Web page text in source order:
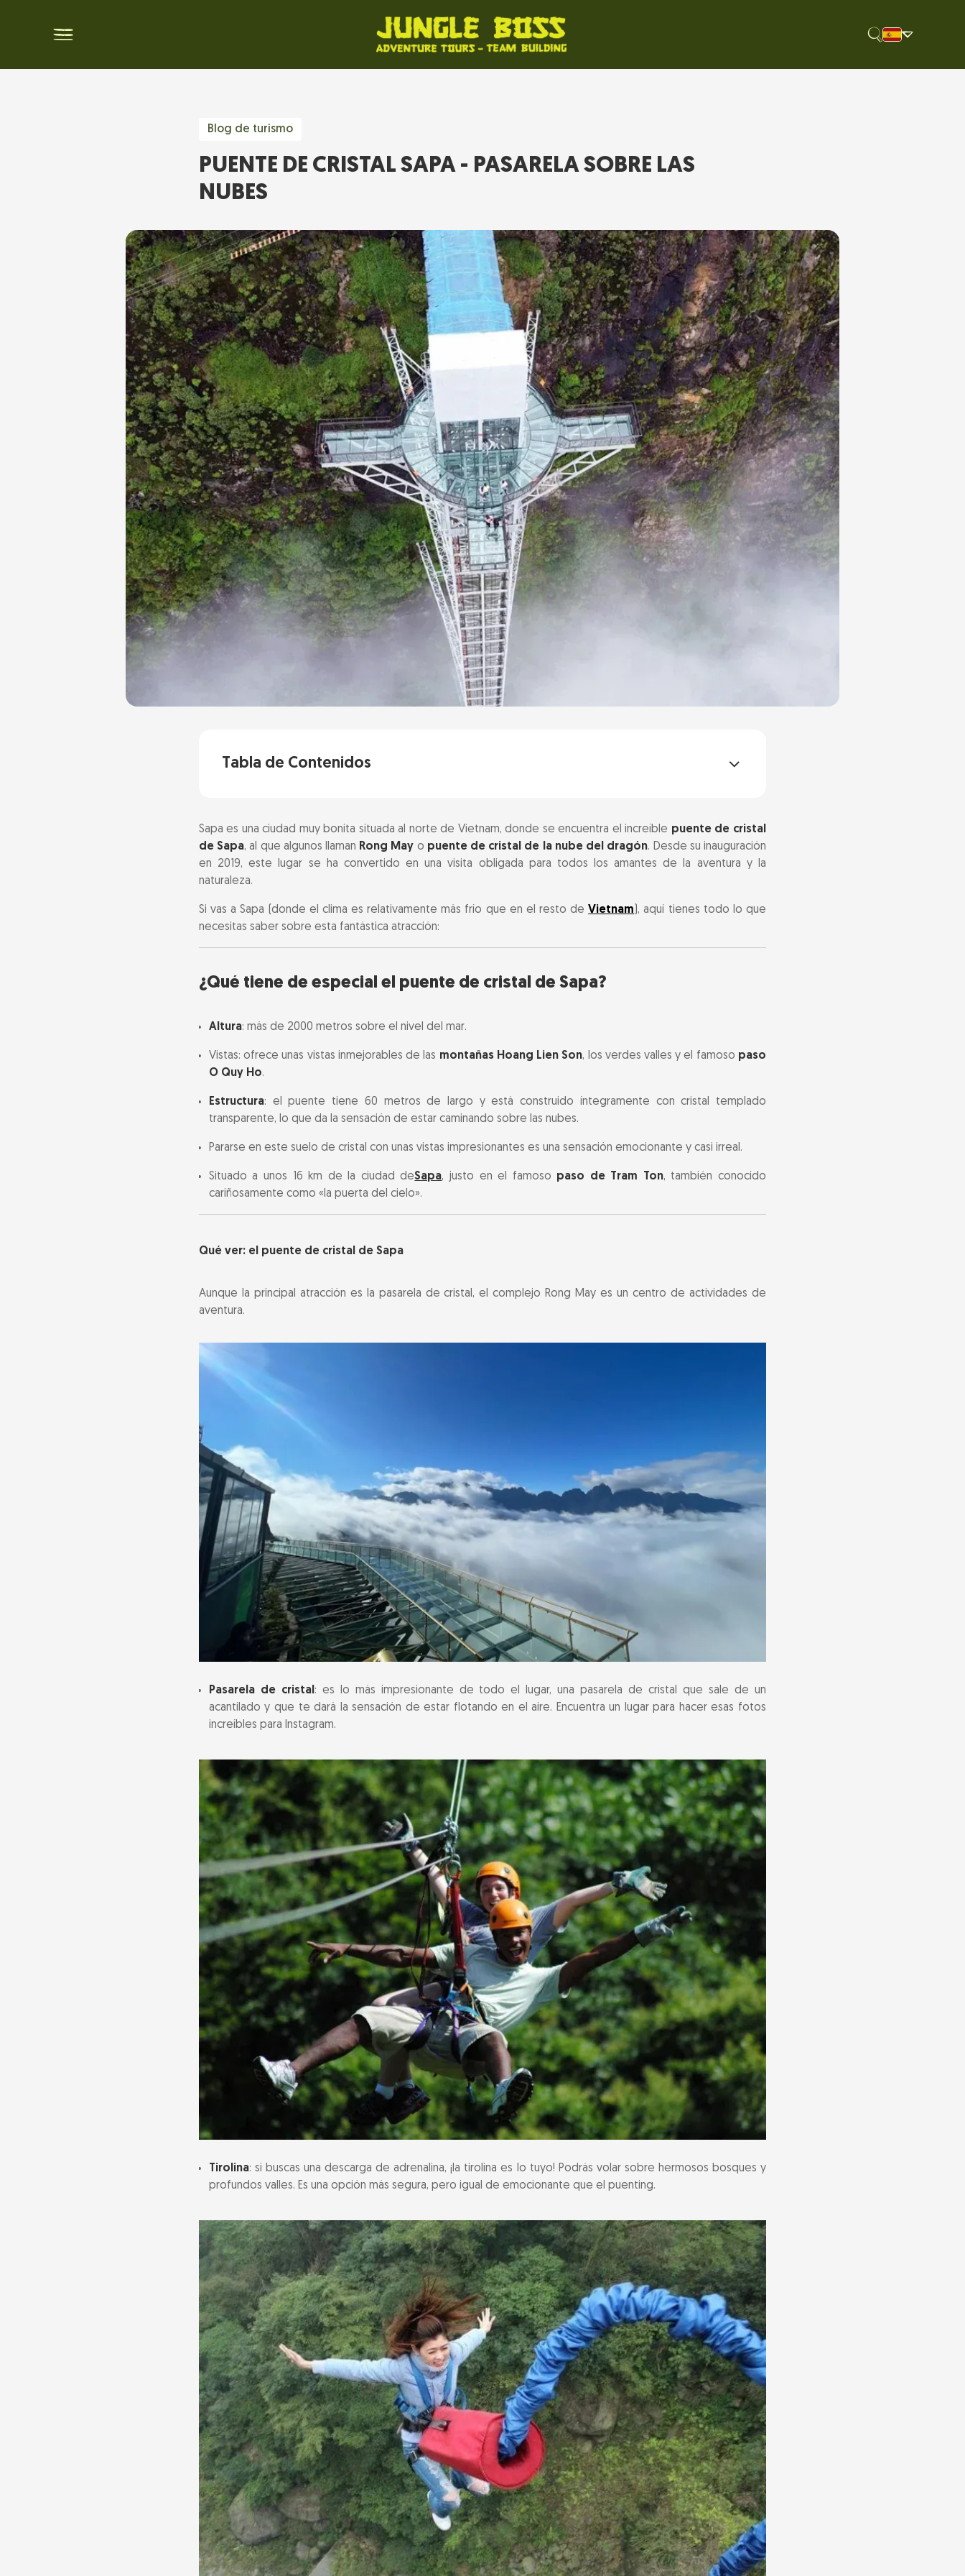
Blog de turismo
PUENTE DE CRISTAL SAPA - PASARELA SOBRE LAS
NUBES
Tabla de Contenidos
Qué ver: el puente de cristal de Sapa
La mejor época para visitar
Cómo llegar
Precios de entrada y horario
Consejos para tu visita
Atracciones locales
Sapa es una ciudad muy bonita situada al norte de Vietnam, donde se encuentra el increíble puente de cristal
de Sapa, al que algunos llaman Rong May o puente de cristal de la nube del dragón. Desde su inauguración
en 2019, este lugar se ha convertido en una visita obligada para todos los amantes de la aventura y la
naturaleza.
Si vas a Sapa (donde el clima es relativamente más frío que en el resto de Vietnam ), aquí tienes todo lo que
necesitas saber sobre esta fantástica atracción:
¿Qué tiene de especial el puente de cristal de Sapa?
Altura: más de 2000 metros sobre el nivel del mar.
Vistas: ofrece unas vistas inmejorables de las montañas Hoang Lien Son, los verdes valles y el famoso paso
O Quy Ho.
Estructura: el puente tiene 60 metros de largo y está construido íntegramente con cristal templado
transparente, lo que da la sensación de estar caminando sobre las nubes.
Pararse en este suelo de cristal con unas vistas impresionantes es una sensación emocionante y casi irreal.
Situado a unos 16 km de la ciudad deSapa, justo en el famoso paso de Tram Ton, también conocido
cariñosamente como «la puerta del cielo».
Qué ver: el puente de cristal de Sapa
Aunque la principal atracción es la pasarela de cristal, el complejo Rong May es un centro de actividades de
aventura.
Pasarela de cristal: es lo más impresionante de todo el lugar, una pasarela de cristal que sale de un
acantilado y que te dará la sensación de estar flotando en el aire. Encuentra un lugar para hacer esas fotos
increíbles para Instagram.
Tirolina: si buscas una descarga de adrenalina, ¡la tirolina es lo tuyo! Podrás volar sobre hermosos bosques y
profundos valles. Es una opción más segura, pero igual de emocionante que el puenting.